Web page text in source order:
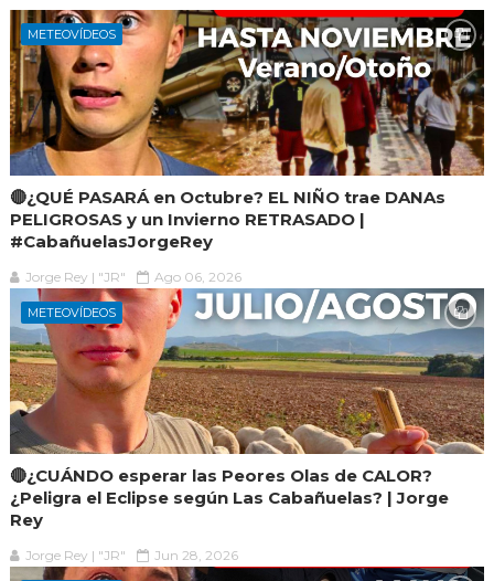
METEOVÍDEOS
🔴¿QUÉ PASARÁ en Octubre? EL NIÑO trae DANAs
PELIGROSAS y un Invierno RETRASADO |
#CabañuelasJorgeRey
Jorge Rey | "JR" Ago 06, 2026
METEOVÍDEOS
🔴¿CUÁNDO esperar las Peores Olas de CALOR?
¿Peligra el Eclipse según Las Cabañuelas? | Jorge
Rey
Jorge Rey | "JR" Jun 28, 2026